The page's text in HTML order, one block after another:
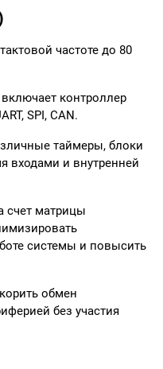
частоте до 80
контроллер
SPI, CAN.
таймеры, блоки
входами и внутренней
счет матрицы
системы и повысить
обмен
без участия